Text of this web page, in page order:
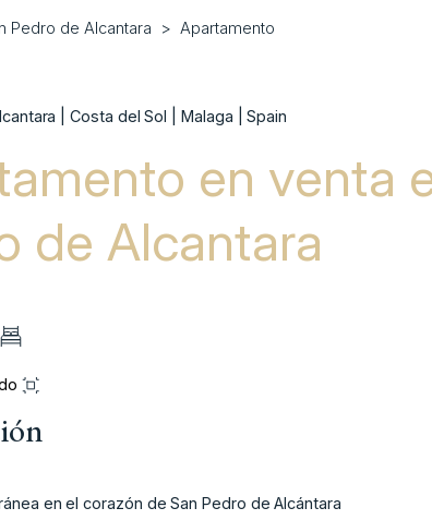
Pedro de Alcantara Apartamento
| Costa del Sol | Malaga | Spain
en venta
de Alcantara
en el corazón de San Pedro de Alcántara